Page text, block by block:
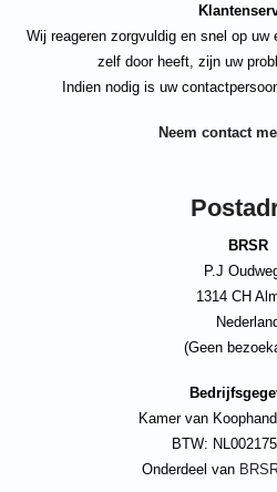
Wij reageren zorgvuldig en snel op
zelf door heeft, zijn uw
Indien nodig is uw
Neem contact
BRSR
P.J
1314 CH
(Geen
Kamer van
BTW:
Onderdeel van